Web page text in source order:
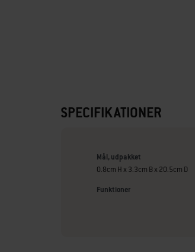
SPECIFIKATIONER
Mål, udpakket
0.8cm H x 3.3cm B x 20.5cm D
Funktioner